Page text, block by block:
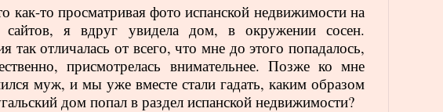
как-то просматривая фото испанской недвижимости на
я вдруг увидела дом, в окружении сосен.
так отличалась от всего, что мне до этого попадалось,
присмотрелась внимательнее. Позже ко мне
муж, и мы уже вместе стали гадать, каким образом
дом попал в раздел испанской недвижимости?